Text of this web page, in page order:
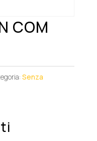
COM
Senza